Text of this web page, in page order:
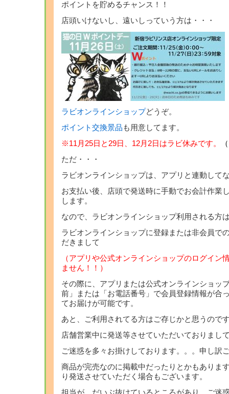
ポイントを貯めるチャンス！！
店頭いけないし、遠いしっていう方は・・・
ラビオンラインショップどうぞ。
ポイント交換景品 も用意してます。
※11月25日と29日、12月2日はラビ休みです。
ただ・・・
ラビオンラインショップは、アプリと連動して
お支払い後、店頭で発送時に手動でお会計作業
します。
なので、ラビオンラインショップ利用される方
ラビオンラインショップに登録または非会員で
だきまして
（アプリや公式オンラインショップのログイン
ません！！）
その際に、アプリまたは公式オンラインショッ
前」または「お電話番号」で会員登録情報が合
てお届けが可能です。
あと、ご利用されてる方はご存じかと思うので
店舗営業中に発送等させていただいておりまし
ご迷惑を多々お掛けしております。。。申し訳
商品が完売なのに掲載中だったりとかもありま
り発送させていただく場合もございます。